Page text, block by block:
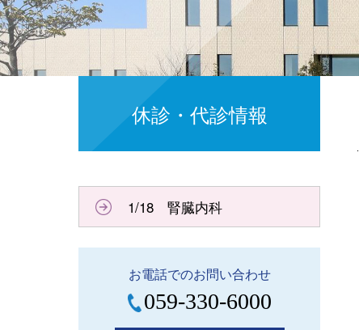
休診・代診情報
1/18 腎臓内科
お電話でのお問い合わせ
059-330-6000